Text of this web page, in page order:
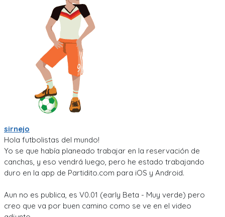
sirnejo
Hola futbolistas del mundo!
Yo se que había planeado trabajar en la reservación de
canchas, y eso vendrá luego, pero he estado trabajando
duro en la app de Partidito.com para iOS y Android.
Aun no es publica, es V0.01 (early Beta - Muy verde) pero
creo que va por buen camino como se ve en el video